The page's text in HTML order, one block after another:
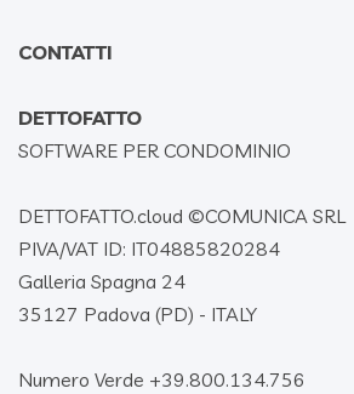
CONTATTI
DETTOFATTO
SOFTWARE PER CONDOMINIO
DETTOFATTO.cloud ©COMUNICA SRL
PIVA/VAT ID: IT04885820284
Galleria Spagna 24
35127 Padova (PD) - ITALY
Numero Verde +39.800.134.756